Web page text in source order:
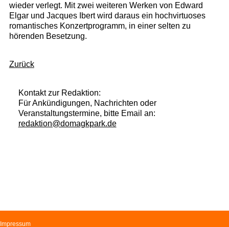
wieder verlegt. Mit zwei weiteren Werken von Edward
Elgar und Jacques Ibert wird daraus ein hochvirtuoses
romantisches Konzertprogramm, in einer selten zu
hörenden Besetzung.
Zurück
Kontakt zur Redaktion:
Für Ankündigungen, Nachrichten oder
Veranstaltungstermine, bitte Email an:
redaktion@domagkpark.de
Navigation
Impressum